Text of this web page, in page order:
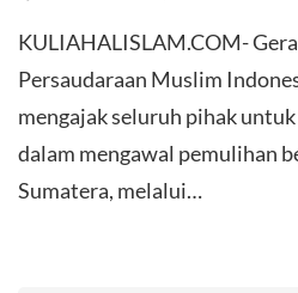
KULIAHALISLAM.COM-
Persaudaraan Muslim
mengajak seluruh pihak
dalam mengawal pemulihan
Sumatera, melalui…